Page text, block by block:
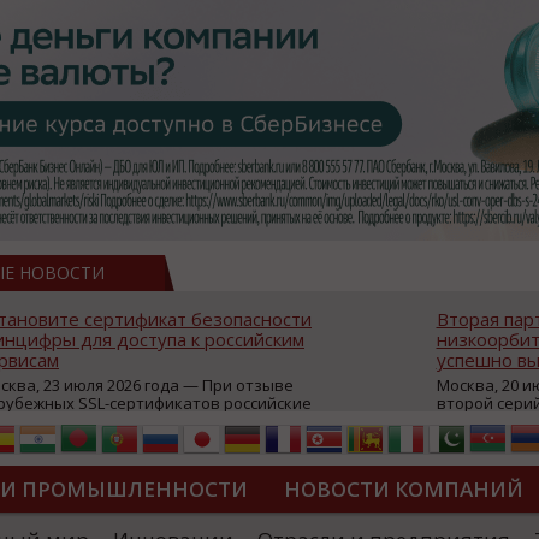
НОВОСТИ
сертификат безопасности
для доступа к российским
23 июля 2026 года — При отзыве
SSL-сертификатов российские
могут некорректно открываться в
браузерах (Google Chrome,
Edge и др.), а соединение с сервисами
ресурсы уже сообщили о
недоступности и ошибках при
из-за отзывов сертификатов
Вторая
успешно
Москва, 20
второй
аппаратов,
масштабной
интернет с
из
«Экономика
ПРОМЫШЛЕННОСТИ НОВОСТИ КОМПАНИЙ